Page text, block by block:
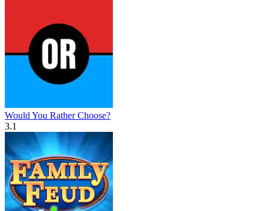
Would You Rather Choose?
3.1